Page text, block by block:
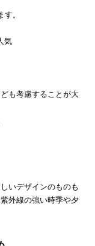
。
気
も考慮することが大
いデザインのものも
外線の強い時季や夕